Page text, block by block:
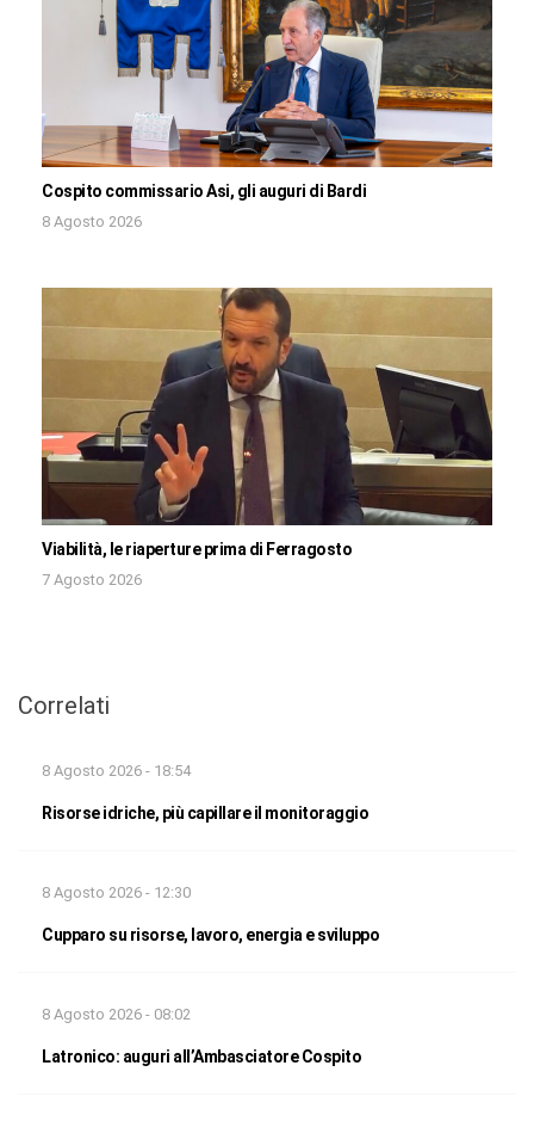
Cospito commissario Asi, gli auguri di Bardi
8 Agosto 2026
Viabilità, le riaperture prima di Ferragosto
7 Agosto 2026
Correlati
8 Agosto 2026 - 18:54
Risorse idriche, più capillare il monitoraggio
8 Agosto 2026 - 12:30
Cupparo su risorse, lavoro, energia e sviluppo
8 Agosto 2026 - 08:02
Latronico: auguri all’Ambasciatore Cospito